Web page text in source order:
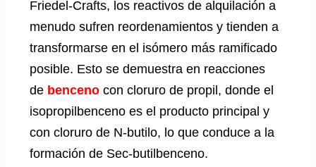
Friedel-Crafts, los reactivos de alquilación a
menudo sufren reordenamientos y tienden a
transformarse en el isómero más ramificado
posible. Esto se demuestra en reacciones
de benceno con cloruro de propil, donde el
isopropilbenceno es el producto principal y
con cloruro de N-butilo, lo que conduce a la
formación de Sec-butilbenceno.